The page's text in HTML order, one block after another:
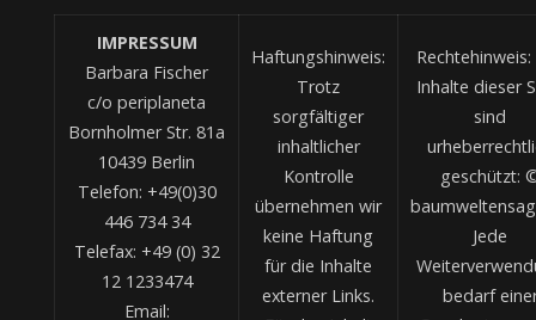
IMPRESSUM
Barbara Fischer
c/o periplaneta
Bornholmer Str. 81a
10439 Berlin
Telefon: +49(0)30
446 734 34
Telefax: +49 (0) 32
12 1233474
Email:
Haftungshinweis:
Trotz
sorgfältiger
inhaltlicher
Kontrolle
übernehmen wir
keine Haftung
für die Inhalte
externer Links.
Rechtehinweis:
Inhalte dieser
sind
geschützt:
Jede
bedarf